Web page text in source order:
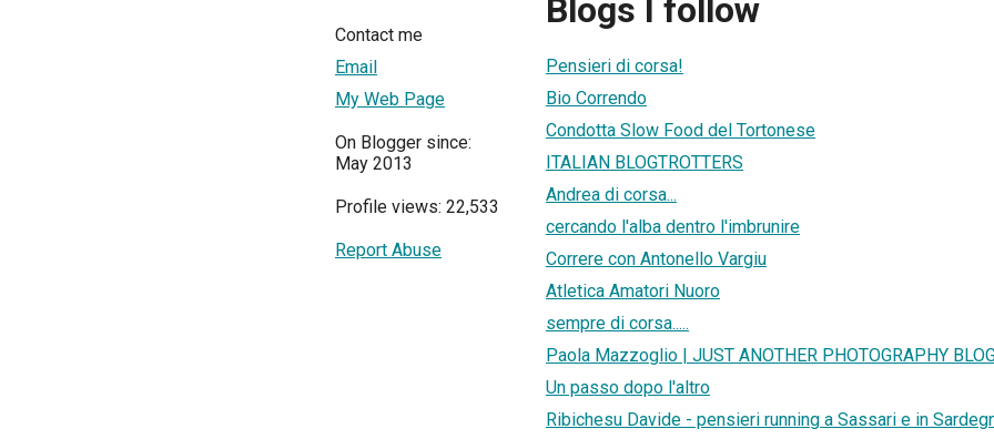
Contact me
Email
My Web Page
On Blogger since:
May 2013
Profile views: 22,533
Report Abuse
Blogs I follow
Pensieri di corsa!
Bio Correndo
Condotta Slow Food del Tortonese
ITALIAN BLOGTROTTERS
Andrea di corsa...
cercando l'alba dentro l'imbrunire
Correre con Antonello Vargiu
Atletica Amatori Nuoro
sempre di corsa.....
Paola Mazzoglio | JUST ANOTHER PHOTOGRAPHY
Un passo dopo l'altro
Ribichesu Davide - pensieri running a Sassari e in